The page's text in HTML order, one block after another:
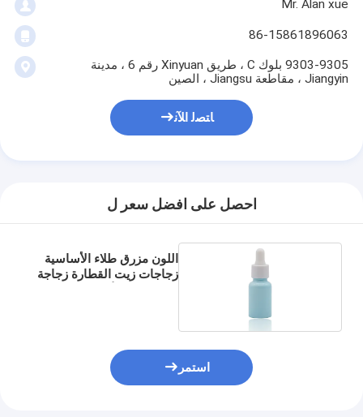
Mr. Alan xue
86-15861896063
9303-9305 بلوك C ، طريق Xinyuan رقم 6 ، مدينة
Jiangyin ، مقاطعة Jiangsu ، الصين
ﺎﺘﺼﻟ ﺍﻶﻧ
احصل على افضل سعر ل
اللون مزرق طلاء الأساسية
زجاجات زيت القطارة زجاجة
استمر